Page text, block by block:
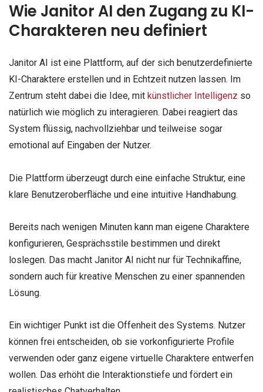
Wie Janitor AI den Zugang zu KI-
Charakteren neu definiert
Janitor AI ist eine Plattform, auf der sich benutzerdefinierte
KI-Charaktere erstellen und in Echtzeit nutzen lassen. Im
Zentrum steht dabei die Idee, mit künstlicher Intelligenz so
natürlich wie möglich zu interagieren. Dabei reagiert das
System flüssig, nachvollziehbar und teilweise sogar
emotional auf Eingaben der Nutzer.
Die Plattform überzeugt durch eine einfache Struktur, eine
klare Benutzeroberfläche und eine intuitive Handhabung.
Bereits nach wenigen Minuten kann man eigene Charaktere
konfigurieren, Gesprächsstile bestimmen und direkt
loslegen. Das macht Janitor AI nicht nur für Technikaffine,
sondern auch für kreative Menschen zu einer spannenden
Lösung.
Ein wichtiger Punkt ist die Offenheit des Systems. Nutzer
können frei entscheiden, ob sie vorkonfigurierte Profile
verwenden oder ganz eigene virtuelle Charaktere entwerfen
wollen. Das erhöht die Interaktionstiefe und fördert ein